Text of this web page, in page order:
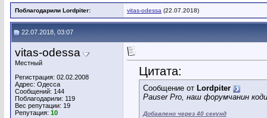
Поблагодарили Lordpiter: vitas-odessa (22.07.2018)
22.07.2018, 03:07
vitas-odessa
Местный
Регистрация: 02.02.2008
Адрес: Одесса
Сообщений: 144
Поблагодарили: 119
Вес репутации: 19
Репутация: 10
Цитата:
Сообщение от Lordpiter
Pauser Pro, наш форумчанин
Добавлено через 40 секунд